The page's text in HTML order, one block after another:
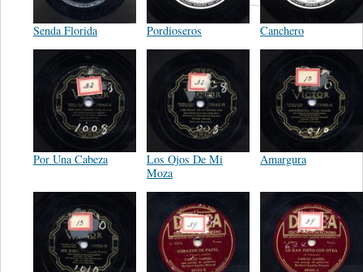
Senda Florida Pordioseros Canchero
Por Una Cabeza
Los Ojos De Mi
Moza
Amargura